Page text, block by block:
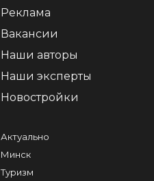
Реклама
Вакансии
Наши авторы
Наши эксперты
Новостройки
Актуально
Минск
Туризм